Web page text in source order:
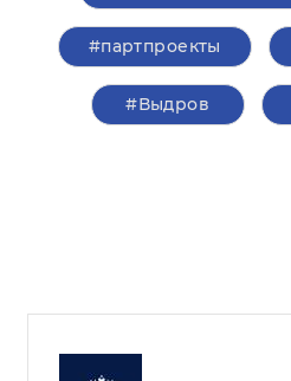
#партпроекты
#Выдров